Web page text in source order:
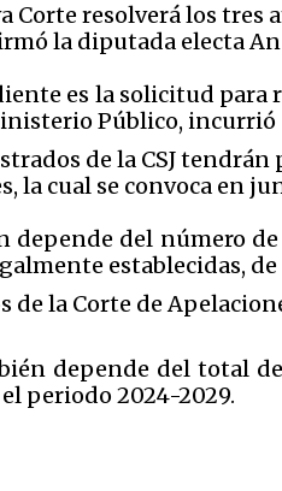
Corte resolverá los
la diputada electa
es la solicitud
Público,
de la CSJ
la cual se convoca en
depende del número
establecidas,
de la Corte de
depende del total
periodo 2024-2029.